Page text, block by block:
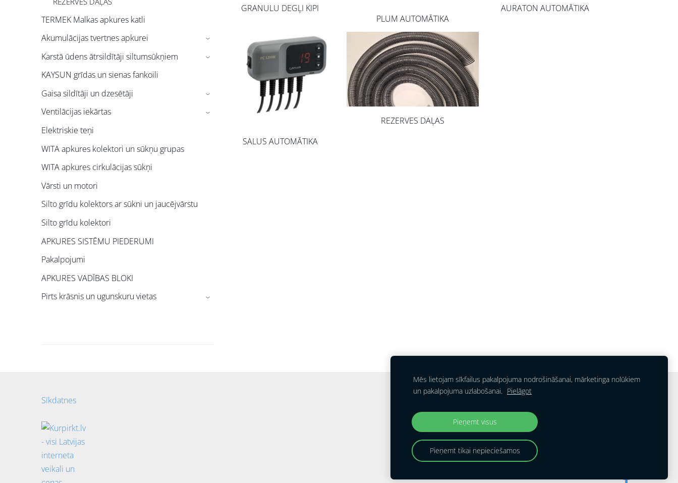
TERMEK Malkas apkures katli
Akumulācijas tvertnes apkurei
›
Karstā ūdens ātrsildītāji siltumsūkņiem ›
KAYSUN grīdas un sienas fankoili
Gaisa sildītāji un dzesētāji
›
Ventilācijas iekārtas ›
Elektriskie teņi
WITA apkures kolektori un sūkņu grupas
WITA apkures cirkulācijas sūkņi
Vārsti un motori
Silto grīdu kolektors ar sūkni un jaucējvārstu
Silto grīdu kolektori
APKURES SISTĒMU PIEDERUMI
Pakalpojumi
APKURES VADĪBAS BLOKI
Pirts krāsnis un ugunskuru vietas
›
GRANULU DEGĻI KIPI
PLUM AUTOMĀTIKA
AURATON AUTOMĀTIKA
SALUS AUTOMĀTIKA
REZERVES DAĻAS
Sīkdatnes
Mēs lietojam sīkfailus pakalpojuma nodrošināšanai, mārketinga nolūkiem
un pakalpojuma uzlabošanai. Pielāgot
Pieņemt visus
Pieņemt tikai nepieciešamos